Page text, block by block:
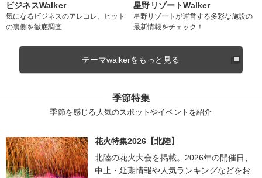
ビジネスWalker
気になるビジネスのアレコレ、ヒット
の裏側を徹底調査
星野リゾートWalker
星野リゾートが運営する多彩な施設の
最新情報をチェック！
テーマwalkerをもっと見る
季節特集
季節を感じる人気のスポットやイベントを紹介
花火特集2026【北陸】
北陸の花火大会を掲載。2026年の開催日、
中止・延期情報や人気ランキングなどをお